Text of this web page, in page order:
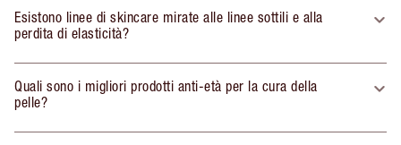
Esistono linee di skincare mirate alle linee sottili e alla
perdita di elasticità?
Quali sono i migliori prodotti anti-età per la cura della
pelle?